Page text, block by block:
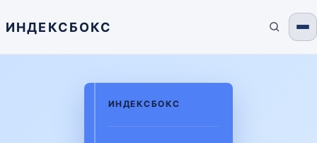
ИНДЕКСБОКС
ИНДЕКСБОКС